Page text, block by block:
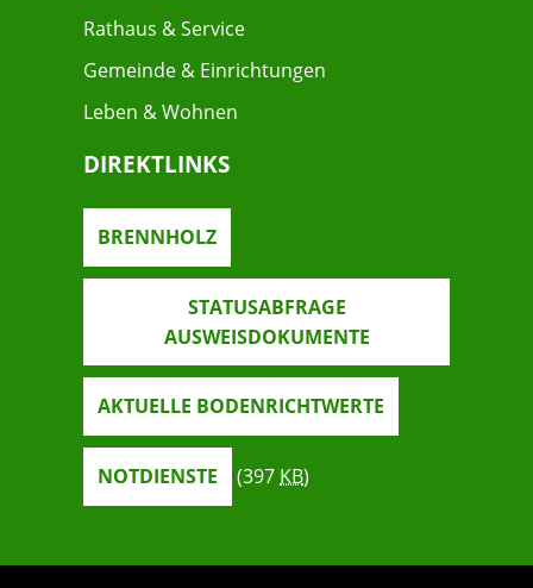
Rathaus & Service
Gemeinde & Einrichtungen
Leben & Wohnen
DIREKTLINKS
BRENNHOLZ
STATUSABFRAGE
AUSWEISDOKUMENTE
AKTUELLE BODENRICHTWERTE
NOTDIENSTE (397 KB)